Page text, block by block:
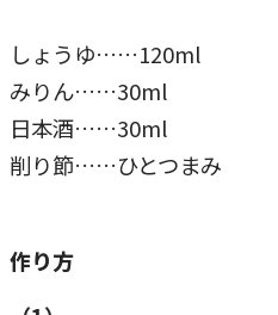
しょうゆ……120ml
みりん……30ml
日本酒……30ml
削り節……ひとつまみ
作り方